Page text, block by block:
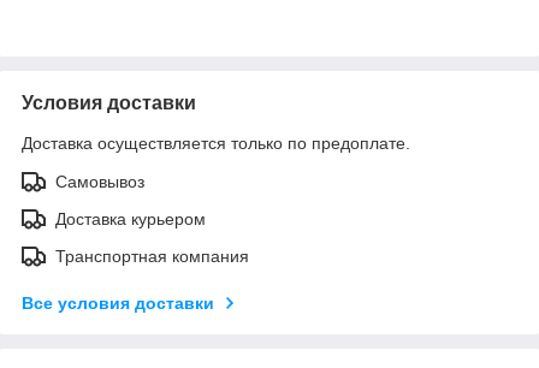
Условия доставки
Доставка осуществляется только по предоплате.
Самовывоз
Доставка курьером
Транспортная компания
Все условия доставки